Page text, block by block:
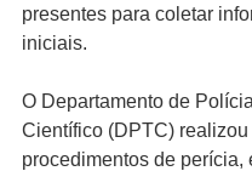
presentes para coletar
iniciais.
O Departamento de
Científico (DPTC) realizou
procedimentos de perícia,